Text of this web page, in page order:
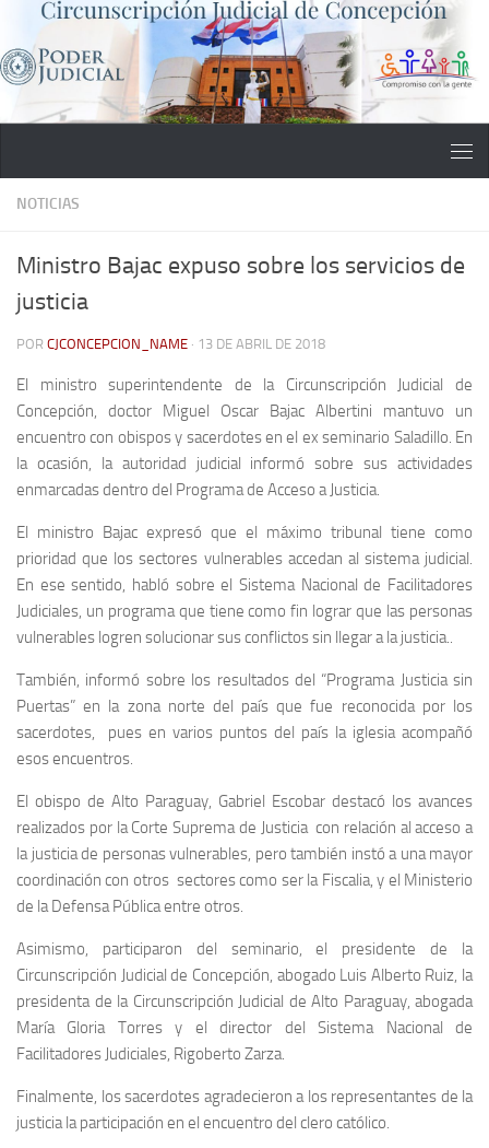
Saltar al contenido
NOTICIAS
Ministro Bajac expuso sobre los servicios de
justicia
POR CJCONCEPCION_NAME · 13 DE ABRIL DE 2018
El ministro superintendente de la Circunscripción Judicial de
Concepción, doctor Miguel Oscar Bajac Albertini mantuvo un
encuentro con obispos y sacerdotes en el ex seminario Saladillo. En
la ocasión, la autoridad judicial informó sobre sus actividades
enmarcadas dentro del Programa de Acceso a Justicia.
El ministro Bajac expresó que el máximo tribunal tiene como
prioridad que los sectores vulnerables accedan al sistema judicial.
En ese sentido, habló sobre el Sistema Nacional de Facilitadores
Judiciales, un programa que tiene como fin lograr que las personas
vulnerables logren solucionar sus conflictos sin llegar a la justicia..
También, informó sobre los resultados del “Programa Justicia sin
Puertas” en la zona norte del país que fue reconocida por los
sacerdotes, pues en varios puntos del país la iglesia acompañó
esos encuentros.
El obispo de Alto Paraguay, Gabriel Escobar destacó los avances
realizados por la Corte Suprema de Justicia con relación al acceso a
la justicia de personas vulnerables, pero también instó a una mayor
coordinación con otros sectores como ser la Fiscalia, y el Ministerio
de la Defensa Pública entre otros.
Asimismo, participaron del seminario, el presidente de la
Circunscripción Judicial de Concepción, abogado Luis Alberto Ruiz, la
presidenta de la Circunscripción Judicial de Alto Paraguay, abogada
María Gloria Torres y el director del Sistema Nacional de
Facilitadores Judiciales, Rigoberto Zarza.
Finalmente, los sacerdotes agradecieron a los representantes de la
justicia la participación en el encuentro del clero católico.